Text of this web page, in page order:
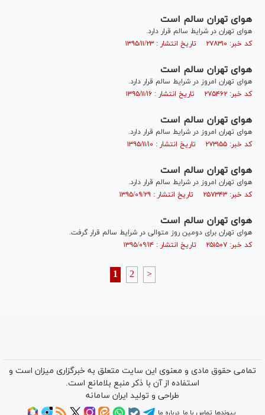
هوای تهران سالم است
هوای تهران در شرایط سالم قرار دارد.
کد خبر: ۲۷۸۳۱۰ تاریخ انتشار : ۱۳۹۵/۱۱/۲۳
هوای تهران سالم است
هوای تهران امروز در شرایط سالم قرار دارد.
کد خبر: ۲۷۵۴۶۲ تاریخ انتشار : ۱۳۹۵/۱۱/۱۶
هوای تهران سالم است
هوای تهران امروز در شرایط سالم قرار دارد.
کد خبر: ۲۷۳۱۵۵ تاریخ انتشار : ۱۳۹۵/۱۱/۱۰
هوای تهران سالم است
هوای تهران امروز در شرایط سالم قرار دارد.
کد خبر: ۲۵۷۳۴۳ تاریخ انتشار : ۱۳۹۵/۰۹/۲۹
هوای تهران سالم است
هوای تهران برای دومین روز متوالی در شرایط سالم قرار گرفت.
کد خبر: ۲۵۱۵۰۷ تاریخ انتشار : ۱۳۹۵/۰۹/۱۴
1 2 >
تمامی حقوق مادی و معنوی این سایت متعلق به خبرگزاری میزان است و
استفاده از آن با ذکر منبع بلامانع است.
طراحی و تولید ایران سامانه
پیوندها تماس با ما درباره ما